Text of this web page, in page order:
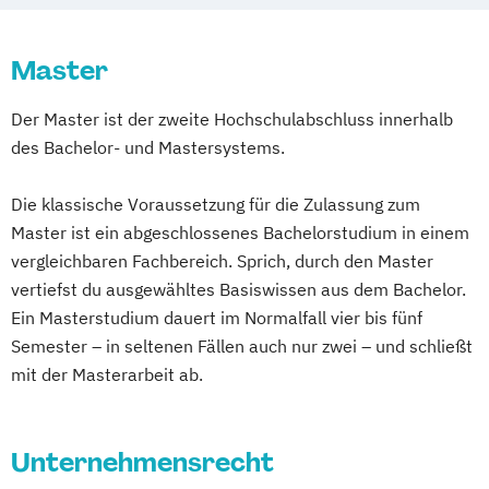
Master
Der Master ist der zweite Hochschulabschluss innerhalb
des Bachelor- und Mastersystems.
Die klassische Voraussetzung für die Zulassung zum
Master ist ein abgeschlossenes Bachelorstudium in einem
vergleichbaren Fachbereich. Sprich, durch den Master
vertiefst du ausgewähltes Basiswissen aus dem Bachelor.
Ein Masterstudium dauert im Normalfall vier bis fünf
Semester – in seltenen Fällen auch nur zwei – und schließt
mit der Masterarbeit ab.
Unternehmensrecht